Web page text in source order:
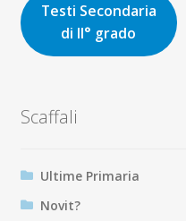
Testi Secondaria
di II° grado
Scaffali
Ultime Primaria
Novit?